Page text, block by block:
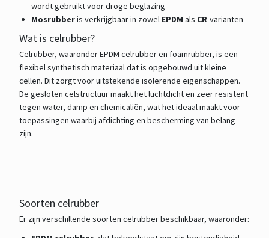
wordt gebruikt voor droge beglazing
Mosrubberis verkrijgbaar in zowel EPDM als CR-varianten
Wat is celrubber?
Celrubber, waaronder EPDM celrubber en foamrubber, is een
flexibel synthetisch materiaal dat is opgebouwd uit kleine
cellen. Dit zorgt voor uitstekende isolerende eigenschappen.
De gesloten celstructuur maakt het luchtdicht en zeer resistent
tegen water, damp en chemicaliën, wat het ideaal maakt voor
toepassingen waarbij afdichting en bescherming van belang
zijn.
Soorten celrubber
Er zijn verschillende soorten celrubber beschikbaar, waaronder: